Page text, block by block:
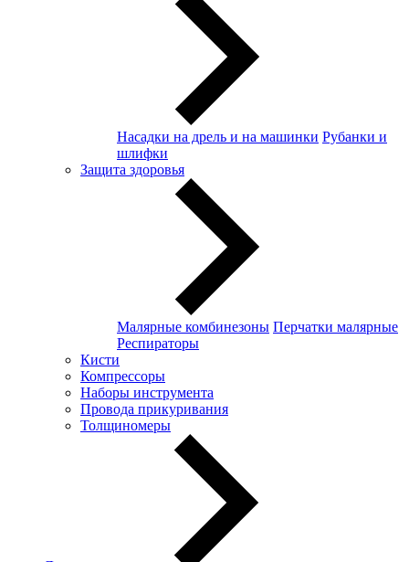
Насадки на дрель и на машинки Рубанки и
шлифки
Защита здоровья
Малярные комбинезоны Перчатки малярные
Респираторы
Кисти
Компрессоры
Наборы инструмента
Провода прикуривания
Толщиномеры